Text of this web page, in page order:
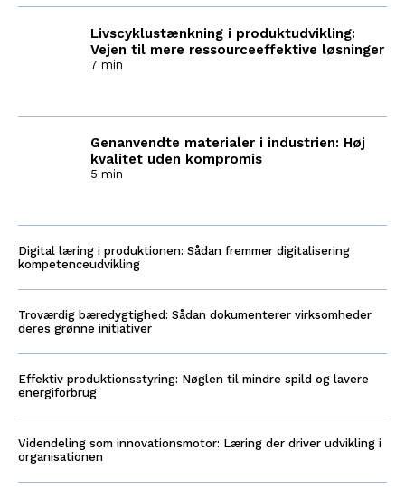
Livscyklustænkning i produktudvikling:
Vejen til mere ressourceeffektive løsninger
7 min
Genanvendte materialer i industrien: Høj
kvalitet uden kompromis
5 min
Digital læring i produktionen: Sådan fremmer digitalisering
kompetenceudvikling
Troværdig bæredygtighed: Sådan dokumenterer virksomheder
deres grønne initiativer
Effektiv produktionsstyring: Nøglen til mindre spild og lavere
energiforbrug
Videndeling som innovationsmotor: Læring der driver udvikling i
organisationen